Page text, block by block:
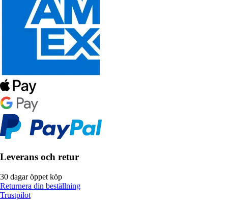
Leverans och retur
30 dagar öppet köp
Returnera din beställning
Trustpilot